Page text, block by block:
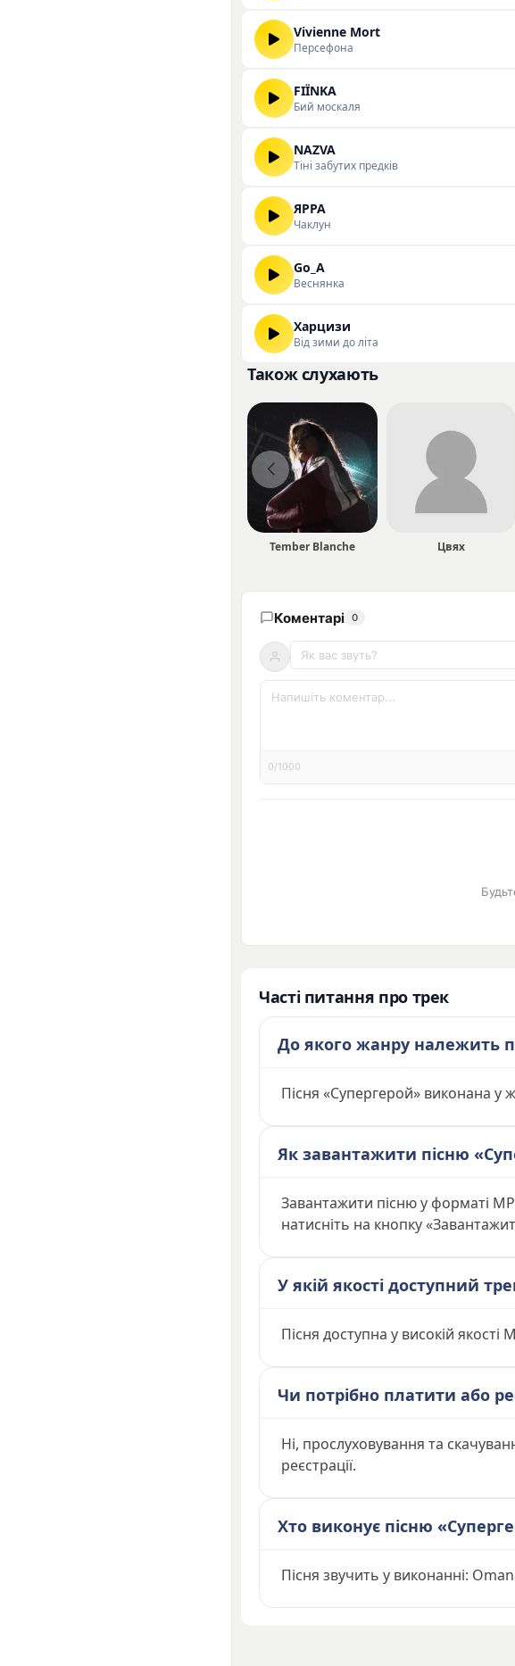
Vivienne Mort
Персефона
FIЇNKA
Бий москаля
NAZVA
Тіні забутих предків
ЯРРА
Чаклун
Go_A
Веснянка
Харцизи
Від зими до літа
Також слухають
Tember Blanche Цвях
Коментарі 0
0/1000
Часті питання про трек
До якого жанру належить
Пісня «Супергерой» виконана у
Як завантажити пісню
Завантажити пісню у форматі
натисніть на кнопку
У якій якості доступний
Пісня доступна у високій
Чи потрібно платити або
Ні, прослуховування та
реєстрації.
Хто виконує пісню
Пісня звучить у виконанні: